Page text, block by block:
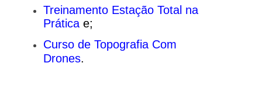
Treinamento Estação Total na
Prática e;
Curso de Topografia Com
Drones.